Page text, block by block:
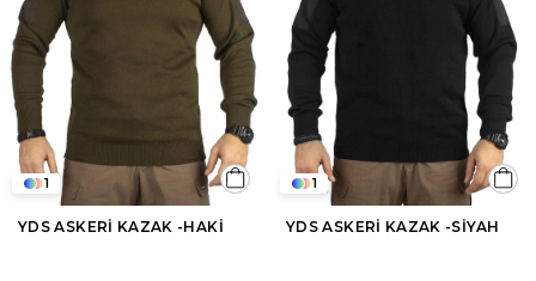
YDS ASKERİ KAZAK -HAKİ
1
YDS ASKERİ KAZAK -SİYAH
1